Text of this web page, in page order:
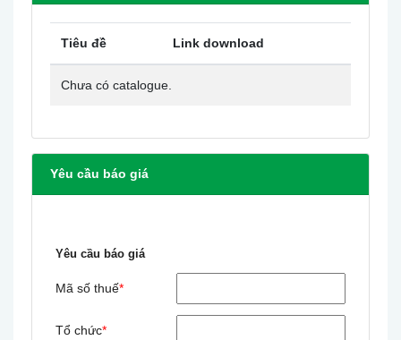
Tiêu đề Link download
Chưa có catalogue.
Yêu cầu báo giá
Yêu cầu báo giá
Mã số thuế*
Tổ chức*